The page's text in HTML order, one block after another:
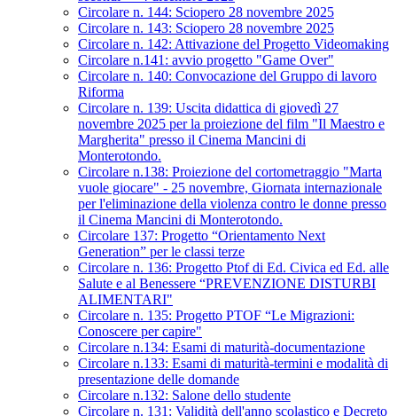
Circolare n. 144: Sciopero 28 novembre 2025
Circolare n. 143: Sciopero 28 novembre 2025
Circolare n. 142: Attivazione del Progetto Videomaking
Circolare n.141: avvio progetto "Game Over"
Circolare n. 140: Convocazione del Gruppo di lavoro
Riforma
Circolare n. 139: Uscita didattica di giovedì 27
novembre 2025 per la proiezione del film "Il Maestro e
Margherita" presso il Cinema Mancini di
Monterotondo.
Circolare n.138: Proiezione del cortometraggio "Marta
vuole giocare" - 25 novembre, Giornata internazionale
per l'eliminazione della violenza contro le donne presso
il Cinema Mancini di Monterotondo.
Circolare 137: Progetto “Orientamento Next
Generation” per le classi terze
Circolare n. 136: Progetto Ptof di Ed. Civica ed Ed. alle
Salute e al Benessere “PREVENZIONE DISTURBI
ALIMENTARI"
Circolare n. 135: Progetto PTOF “Le Migrazioni:
Conoscere per capire"
Circolare n.134: Esami di maturità-documentazione
Circolare n.133: Esami di maturità-termini e modalità di
presentazione delle domande
Circolare n.132: Salone dello studente
Circolare n. 131: Validità dell'anno scolastico e Decreto